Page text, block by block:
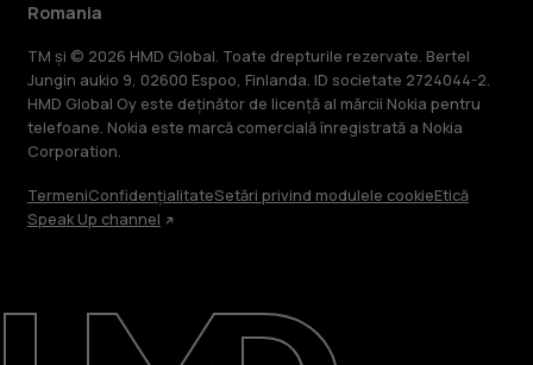
Despre
Repară, reutilizează, reciclează
Romania
TM și © 2026 HMD Global. Toate drepturile rezervate. Bertel
Jungin aukio 9, 02600 Espoo, Finlanda. ID societate 2724044-2.
HMD Global Oy este deținător de licență al mărcii Nokia pentru
telefoane. Nokia este marcă comercială înregistrată a Nokia
Corporation.
TermeniConfidențialitateSetări privind modulele cookieEtică
Speak Up channel